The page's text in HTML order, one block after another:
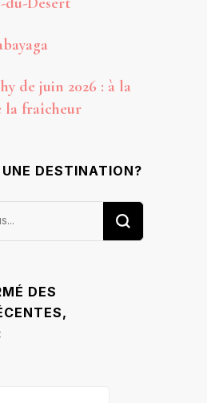
de juin 2026 : à la
la fraîcheur
DESTINATION?
DES